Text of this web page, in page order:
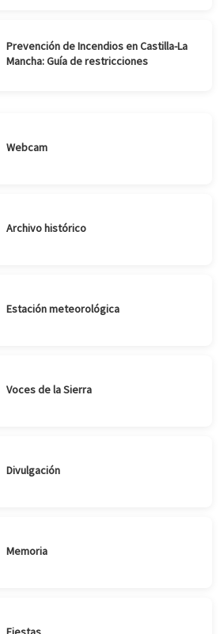
Prevención de Incendios en Castilla-La
Mancha: Guía de restricciones
Webcam
Archivo histórico
Estación meteorológica
Voces de la Sierra
Divulgación
Memoria